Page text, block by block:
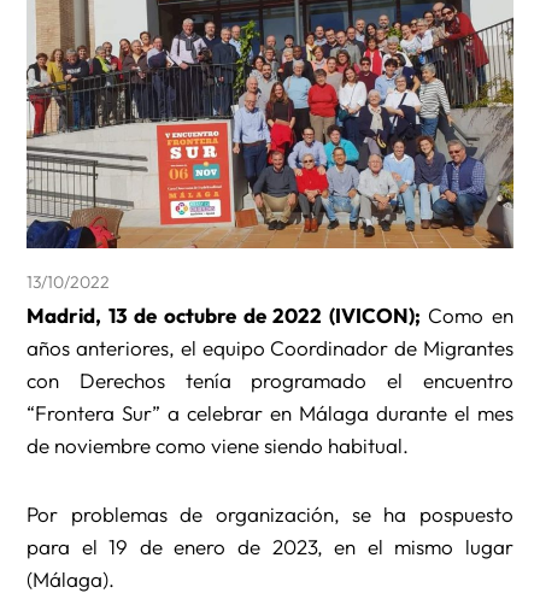
13/10/2022
Madrid, 13 de octubre de 2022 (IVICON); Como en
años anteriores, el equipo Coordinador de Migrantes
con Derechos tenía programado el encuentro
“Frontera Sur” a celebrar en Málaga durante el mes
de noviembre como viene siendo habitual.
Por problemas de organización, se ha pospuesto
para el 19 de enero de 2023, en el mismo lugar
(Málaga).